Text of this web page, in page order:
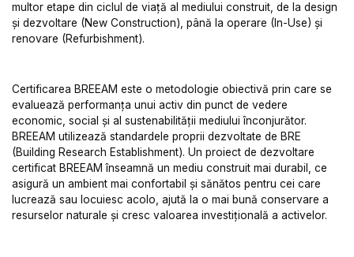
multor etape din ciclul de viață al mediului construit, de la design
și dezvoltare (New Construction), până la operare (In-Use) și
renovare (Refurbishment).
Certificarea BREEAM este o metodologie obiectivă prin care se
evaluează performanța unui activ din punct de vedere
economic, social și al sustenabilității mediului înconjurător.
BREEAM utilizează standardele proprii dezvoltate de BRE
(Building Research Establishment). Un proiect de dezvoltare
certificat BREEAM înseamnă un mediu construit mai durabil, ce
asigură un ambient mai confortabil și sănătos pentru cei care
lucrează sau locuiesc acolo, ajută la o mai bună conservare a
resurselor naturale și cresc valoarea investițională a activelor.